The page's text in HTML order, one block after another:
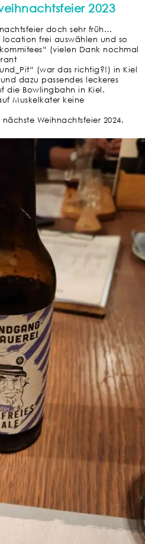
2023
doch sehr früh…
frei auswählen und so
(vielen Dank nochmal
(war das richtig?!) in Kiel
dazu passendes leckeres
die Bowlingbahn in Kiel.
Muskelkater keine
Weihnachtsfeier 2024.